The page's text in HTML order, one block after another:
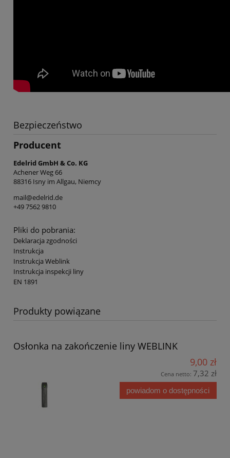
Bezpieczeństwo
Producent
Edelrid GmbH & Co. KG
Achener Weg 66
88316 Isny im Allgau, Niemcy
mail@edelrid.de
+49 7562 9810
Pliki do pobrania:
Deklaracja zgodności
Instrukcja
Instrukcja Weblink
Instrukcja inspekcji liny
EN 1891
Produkty powiązane
Osłonka na zakończenie liny WEBLINK
9,00 zł
Cena netto: 7,32 zł
powiadom o dostępności